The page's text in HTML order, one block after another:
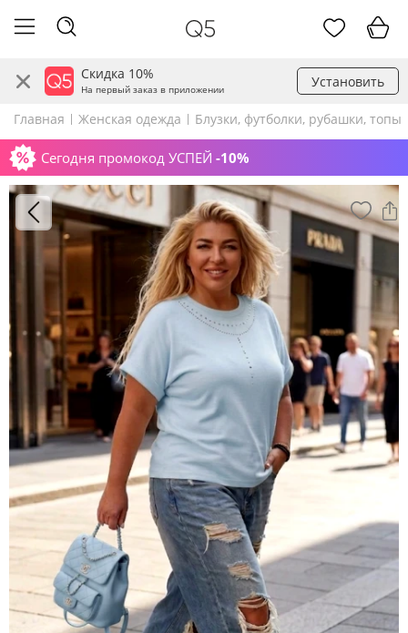
Скидка 10%
На первый заказ в приложении Установить
Главная Женская одежда Блузки, футболки, рубашки, топы
Сегодня промокод УСПЕЙ -10%